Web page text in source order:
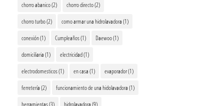
chorro abanico(2) chorro directo(2)
chorro turbo(2) como armar una hidrolavadora(1)
conexión(1) Cumpleaños(1) Daewoo(1)
domiciliaria(1) electricidad(1)
electrodomesticos(1) en casa(1) evaporador(1)
ferretería(2) funcionamiento de una hidolavadora(1)